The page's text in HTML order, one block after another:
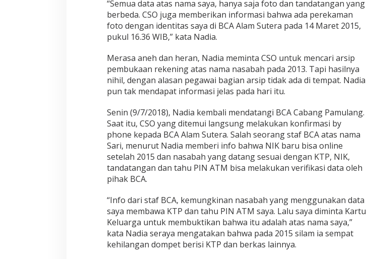
“Semua data atas nama saya, hanya saja foto dan tandatangan yang
berbeda. CSO juga memberikan informasi bahwa ada perekaman
foto dengan identitas saya di BCA Alam Sutera pada 14 Maret 2015,
pukul 16.36 WIB,” kata Nadia.
Merasa aneh dan heran, Nadia meminta CSO untuk mencari arsip
pembukaan rekening atas nama nasabah pada 2013. Tapi hasilnya
nihil, dengan alasan pegawai bagian arsip tidak ada di tempat. Nadia
pun tak mendapat informasi jelas pada hari itu.
Senin (9/7/2018), Nadia kembali mendatangi BCA Cabang Pamulang.
Saat itu, CSO yang ditemui langsung melakukan konfirmasi by
phone kepada BCA Alam Sutera. Salah seorang staf BCA atas nama
Sari, menurut Nadia memberi info bahwa NIK baru bisa online
setelah 2015 dan nasabah yang datang sesuai dengan KTP, NIK,
tandatangan dan tahu PIN ATM bisa melakukan verifikasi data oleh
pihak BCA.
“Info dari staf BCA, kemungkinan nasabah yang menggunakan data
saya membawa KTP dan tahu PIN ATM saya. Lalu saya diminta Kartu
Keluarga untuk membuktikan bahwa itu adalah atas nama saya,”
kata Nadia seraya mengatakan bahwa pada 2015 silam ia sempat
kehilangan dompet berisi KTP dan berkas lainnya.